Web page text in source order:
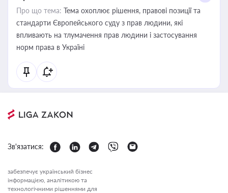
Про що тема: Тема охоплює рішення, правові позиції та
стандарти Європейського суду з прав людини, які
впливають на тлумачення прав людини і застосування
норм права в Україні
Зв'язатися:
забезпечує український бізнес
інформацією, аналітикою та
технологічними рішеннями для